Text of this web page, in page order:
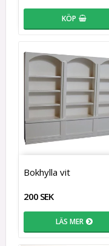
KÖP
Bokhylla vit
200 SEK
LÄS MER